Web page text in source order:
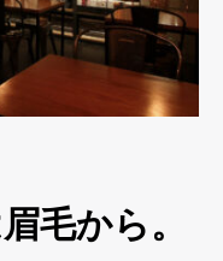
毛から。